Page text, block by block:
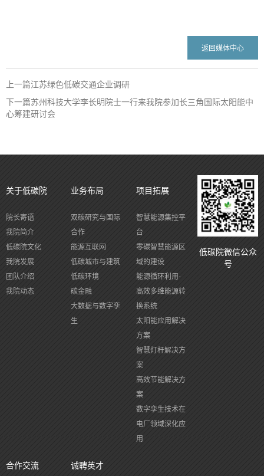
返回媒体中心
上一篇江苏绿色低碳交通企业调研
下一篇苏州科技大学李长明院士一行来我院参加长三角国际太阳能中
心筹建研讨会
关于低碳院
院长寄语
我院简介
低碳院文化
我院发展
团队介绍
我院动态
业务布局
双碳研究与国际
合作
能源互联网
低碳城市与建筑
低碳环境
碳金融
大数据与数字孪
生
项目拓展
智慧能源集控平
台
零碳智慧能源区
域的建设
能源循环利用-
高效多维能源转
换系统
太阳能应用解决
方案
智慧灯杆解决方
案
高效节能解决方
案
数字孪生技术在
电厂领域深化应
用
合作交流 诚聘英才
低碳院微信公众
号